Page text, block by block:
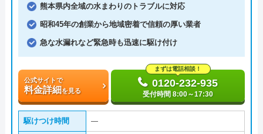
熊本県内全域の水まわりのトラブルに対応
昭和45年の創業から地域密着で信頼の厚い業者
急な水漏れなど緊急時も迅速に駆け付け
公式サイトで
料金詳細を見る
まずは電話相談！
0120-232-935
受付時間 8:00～17:30
駆けつけ時間 ―